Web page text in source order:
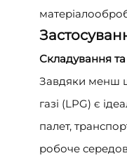
Складування
Завдяки менш
газі (LPG) є
палет,
робоче